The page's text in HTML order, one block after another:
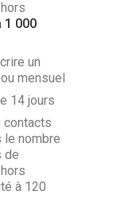
1 000
un
mensuel
14 jours
contacts
nombre
de
à 120